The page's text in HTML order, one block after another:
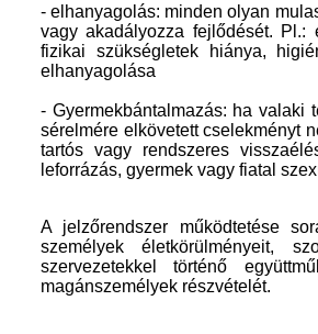
- elhanyagolás: minden olyan
vagy akadályozza fejlődését. Pl.:
fizikai szükségletek hiánya,
elhanyagolása
- Gyermekbántalmazás: ha valaki
sérelmére elkövetett cselekményt
tartós vagy rendszeres
leforrázás, gyermek vagy fiatal
A jelzőrendszer működtetése
személyek életkörülményeit,
szervezetekkel történő
magánszemélyek részvételét.